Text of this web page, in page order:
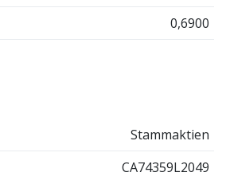
0,6900
Stammaktien
CA74359L2049